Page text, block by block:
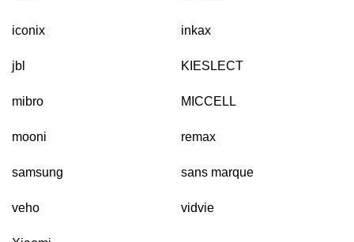
iconix inkax
jbl KIESLECT
mibro MICCELL
mooni remax
samsung sans marque
veho vidvie